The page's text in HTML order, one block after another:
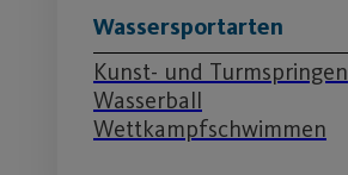
Wassersportarten
Kunst- und Turmspringen
Wasserball
Wettkampfschwimmen